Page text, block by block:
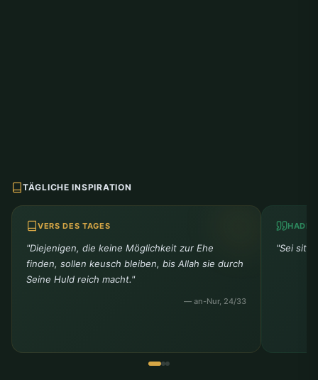
TÄGLICHE INSPIRATION
VERS DES TAGES
"Diejenigen, die keine Möglichkeit zur Ehe
finden, sollen keusch bleiben, bis Allah sie durch
Seine Huld reich macht."
— an-Nur, 24/33
"Sei